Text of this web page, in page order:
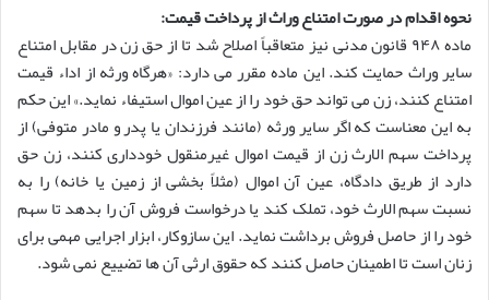
نحوه اقدام در صورت امتناع وراث از پرداخت قیمت:
ماده ۹۴۸ قانون مدنی نیز متعاقباً اصلاح شد تا از حق زن در مقابل امتناع
سایر وراث حمایت کند. این ماده مقرر می دارد: «هرگاه ورثه از اداء قیمت
امتناع کنند، زن می تواند حق خود را از عین اموال استیفاء نماید.» این حکم
به این معناست که اگر سایر ورثه (مانند فرزندان یا پدر و مادر متوفی) از
پرداخت سهم الارث زن از قیمت اموال غیرمنقول خودداری کنند، زن حق
دارد از طریق دادگاه، عین آن اموال (مثلاً بخشی از زمین یا خانه) را به
نسبت سهم الارث خود، تملک کند یا درخواست فروش آن را بدهد تا سهم
خود را از حاصل فروش برداشت نماید. این سازوکار، ابزار اجرایی مهمی برای
زنان است تا اطمینان حاصل کنند که حقوق ارثی آن ها تضییع نمی شود.